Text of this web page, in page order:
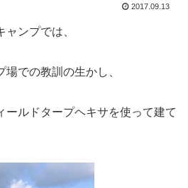
2017.09.13
ンプでは、
での教訓の生かし、
ールドタープヘキサを使って建て